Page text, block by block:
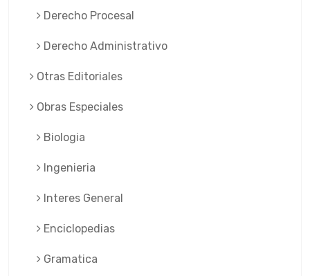
Derecho Procesal
Derecho Administrativo
Otras Editoriales
Obras Especiales
Biologia
Ingenieria
Interes General
Enciclopedias
Gramatica